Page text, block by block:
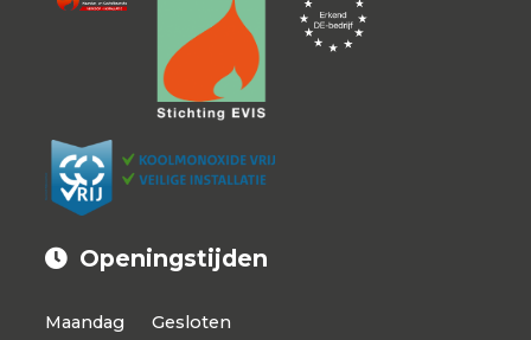
Openingstijden
Maandag Gesloten